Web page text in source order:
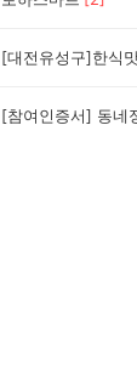
[대전유성구]한식
[참여인증서] 동네